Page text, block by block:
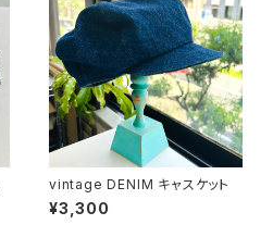
vintage DENIM キャスケット
¥3,300